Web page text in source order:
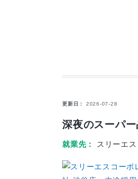
更新日 2026-07-28
深夜のスーパ
就業先 スリーエ